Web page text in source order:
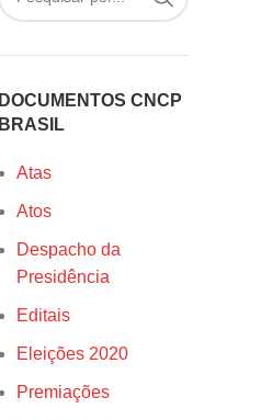
DOCUMENTOS CNCP
BRASIL
Atas
Atos
Despacho da
Presidência
Editais
Eleições 2020
Premiações